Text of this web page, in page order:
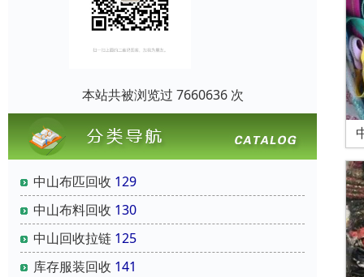
本站共被浏览过 7660636 次
中山布匹回收 129
中山布料回收 130
中山回收拉链 125
库存服装回收 141